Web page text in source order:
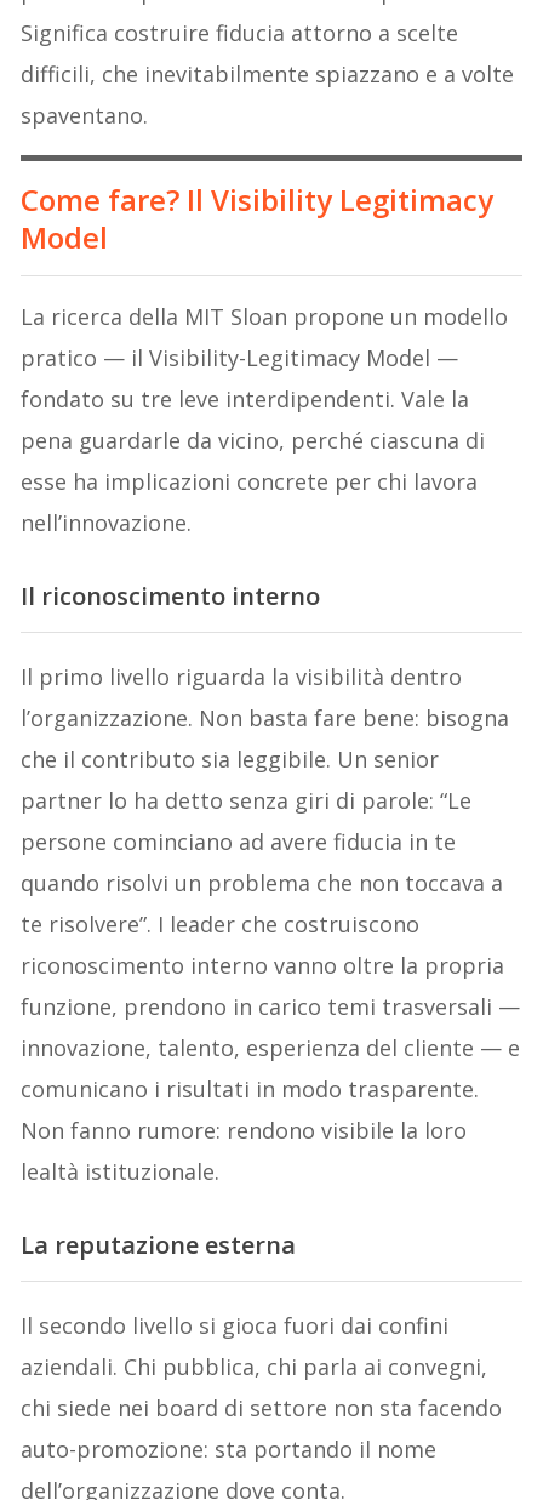
Significa costruire fiducia attorno a scelte
difficili, che inevitabilmente spiazzano e a volte
spaventano.
Come fare? Il Visibility Legitimacy
Model
La ricerca della MIT Sloan propone un modello
pratico — il Visibility-Legitimacy Model —
fondato su tre leve interdipendenti. Vale la
pena guardarle da vicino, perché ciascuna di
esse ha implicazioni concrete per chi lavora
nell’innovazione.
Il riconoscimento interno
Il primo livello riguarda la visibilità dentro
l’organizzazione. Non basta fare bene: bisogna
che il contributo sia leggibile. Un senior
partner lo ha detto senza giri di parole: “Le
persone cominciano ad avere fiducia in te
quando risolvi un problema che non toccava a
te risolvere”. I leader che costruiscono
riconoscimento interno vanno oltre la propria
funzione, prendono in carico temi trasversali —
innovazione, talento, esperienza del cliente — e
comunicano i risultati in modo trasparente.
Non fanno rumore: rendono visibile la loro
lealtà istituzionale.
La reputazione esterna
Il secondo livello si gioca fuori dai confini
aziendali. Chi pubblica, chi parla ai convegni,
chi siede nei board di settore non sta facendo
auto-promozione: sta portando il nome
dell’organizzazione dove conta.